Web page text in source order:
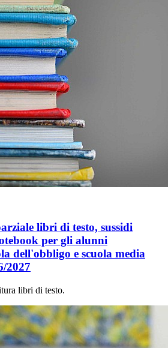
libri di testo, sussidi
per gli alunni
dell'obbligo e scuola media
2027
libri di testo.